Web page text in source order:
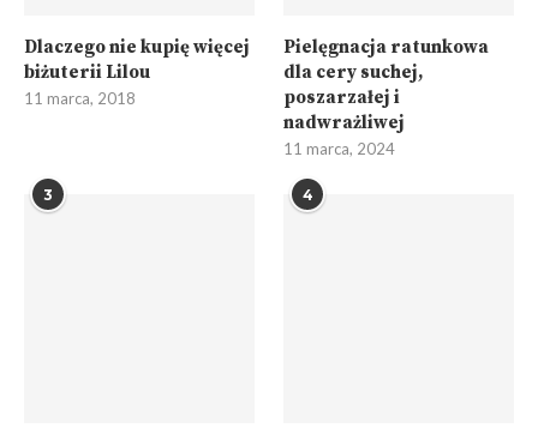
Dlaczego nie kupię więcej
biżuterii Lilou
11 marca, 2018
Pielęgnacja ratunkowa
dla cery suchej,
poszarzałej i
nadwrażliwej
11 marca, 2024
3 4